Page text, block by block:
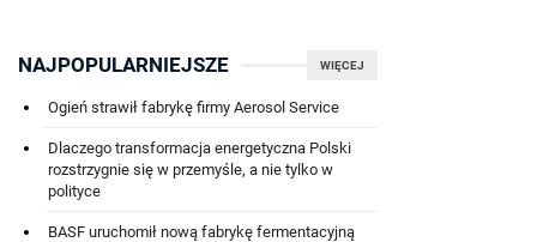
WIĘCEJ
NAJPOPULARNIEJSZE
Ogień strawił fabrykę firmy Aerosol Service
Dlaczego transformacja energetyczna Polski
rozstrzygnie się w przemyśle, a nie tylko w
polityce
BASF uruchomił nową fabrykę fermentacyjną